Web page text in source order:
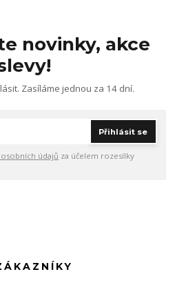
novinky, akce
Zasíláme jednou za 14 dní.
Přihlásit se
údajů za účelem rozesílky